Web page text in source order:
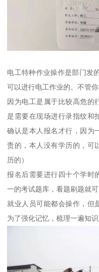
电工特种作业操作是部门发
可以进行电工作业的。不管
因为电工是属于比较高危的
是需要在现场进行录指纹和
确认是本人报名才行，因为
责的，本人没有学历的，可
历的）
报名后需要进行四十个学时
一的考试题库，看题刷题就可
就业人员可能都会操作，但
为了强化记忆，梳理一遍知识